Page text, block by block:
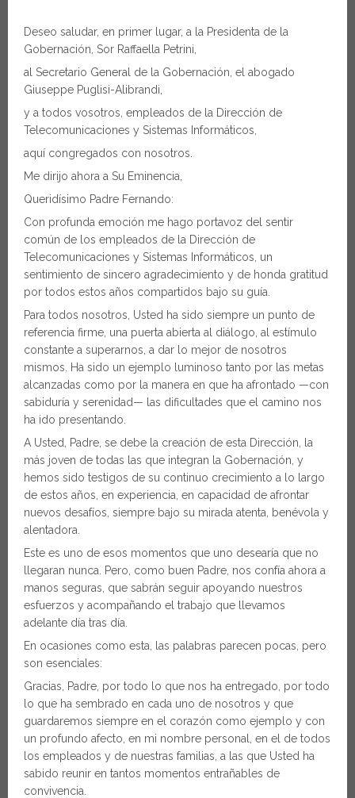
Deseo saludar, en primer lugar, a la Presidenta de la
Gobernación, Sor Raffaella Petrini,
al Secretario General de la Gobernación, el abogado
Giuseppe Puglisi-Alibrandi,
y a todos vosotros, empleados de la Dirección de
Telecomunicaciones y Sistemas Informáticos,
aquí congregados con nosotros.
Me dirijo ahora a Su Eminencia,
Queridísimo Padre Fernando:
Con profunda emoción me hago portavoz del sentir
común de los empleados de la Dirección de
Telecomunicaciones y Sistemas Informáticos, un
sentimiento de sincero agradecimiento y de honda gratitud
por todos estos años compartidos bajo su guía.
Para todos nosotros, Usted ha sido siempre un punto de
referencia firme, una puerta abierta al diálogo, al estímulo
constante a superarnos, a dar lo mejor de nosotros
mismos. Ha sido un ejemplo luminoso tanto por las metas
alcanzadas como por la manera en que ha afrontado —con
sabiduría y serenidad— las dificultades que el camino nos
ha ido presentando.
A Usted, Padre, se debe la creación de esta Dirección, la
más joven de todas las que integran la Gobernación, y
hemos sido testigos de su continuo crecimiento a lo largo
de estos años, en experiencia, en capacidad de afrontar
nuevos desafíos, siempre bajo su mirada atenta, benévola y
alentadora.
Este es uno de esos momentos que uno desearía que no
llegaran nunca. Pero, como buen Padre, nos confía ahora a
manos seguras, que sabrán seguir apoyando nuestros
esfuerzos y acompañando el trabajo que llevamos
adelante día tras día.
En ocasiones como esta, las palabras parecen pocas, pero
son esenciales:
Gracias, Padre, por todo lo que nos ha entregado, por todo
lo que ha sembrado en cada uno de nosotros y que
guardaremos siempre en el corazón como ejemplo y con
un profundo afecto, en mi nombre personal, en el de todos
los empleados y de nuestras familias, a las que Usted ha
sabido reunir en tantos momentos entrañables de
convivencia.